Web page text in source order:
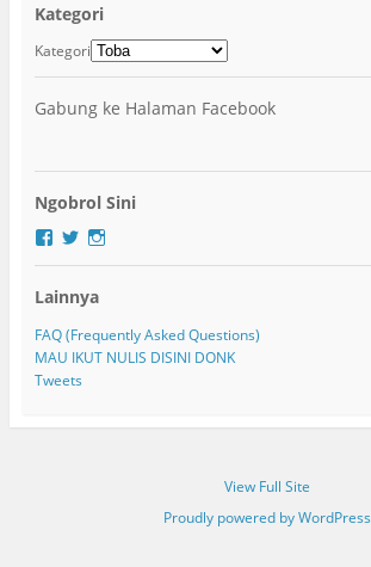
Kategori
Kategori
Gabung ke Halaman Facebook
Ngobrol Sini
F
e
o
o
T
t
e
r
g
r
Lainnya
FAQ (Frequently Asked Questions)
MAU IKUT NULIS DISINI DONK
Tweets
View Full Site
Proudly powered by WordPress